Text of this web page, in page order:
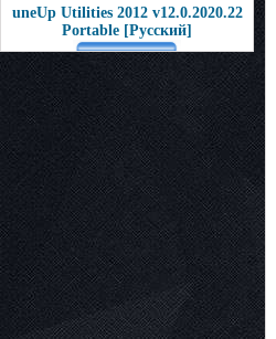
uneUp Utilities 2012 v12.0.2020.22
Рortable [Pусcкий]